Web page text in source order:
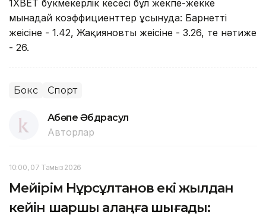
1XBET букмекерлік кеңсесі бұл жекпе-жекке
мынадай коэффициенттер ұсынуда: Барнеттің
жеңісіне - 1.42, Жақияновтың жеңісіне - 3.26, тең нәтиже
- 26.
Бокс Спорт
Ақбөпе Әбдрасул
Авторлар
10:00, 07 Тамыз 2026
Мейірім Нұрсұлтанов екі жылдан
кейін шаршы алаңға шығады: